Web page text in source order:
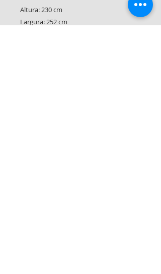
Altura: 230 cm
Largura: 252 cm